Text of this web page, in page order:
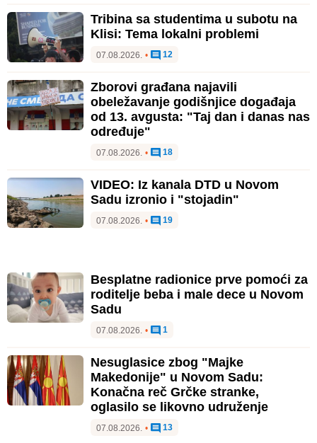
Tribina sa studentima u subotu na
Klisi: Tema lokalni problemi
07.08.2026. • 12
Zborovi građana najavili
obeležavanje godišnjice događaja
od 13. avgusta: "Taj dan i danas nas
određuje"
07.08.2026. • 18
VIDEO: Iz kanala DTD u Novom
Sadu izronio i "stojadin"
07.08.2026. • 19
Besplatne radionice prve pomoći za
roditelje beba i male dece u Novom
Sadu
07.08.2026. • 1
Nesuglasice zbog "Majke
Makedonije" u Novom Sadu:
Konačna reč Grčke stranke,
oglasilo se likovno udruženje
07.08.2026. • 13